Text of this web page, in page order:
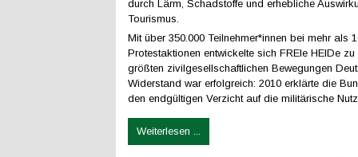
durch Lärm, Schadstoffe und erhebliche
Tourismus.
Mit über 350.000 Teilnehmer*innen bei mehr als
Protestaktionen entwickelte sich FREIe HEIDe zu
größten zivilgesellschaftlichen Bewegungen
Widerstand war erfolgreich: 2010 erklärte die
den endgültigen Verzicht auf die militärische
Weiterlesen ...